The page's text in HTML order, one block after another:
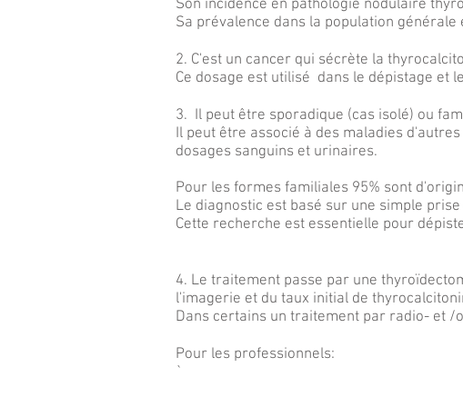
Son incidence en pathologie nodulaire
Sa prévalence dans la population
2. C'est un cancer qui sécrète la
Ce dosage est utilisé dans le dépistage et
3. Il peut être sporadique (cas isolé) ou
Il peut être associé à des maladies
dosages sanguins et urinaires.
Pour les formes familiales 95% sont
Le diagnostic est basé sur une simple
Cette recherche est essentielle pour
4. Le traitement passe par une
l'imagerie et du taux initial de
Dans certains un traitement par radio- et /
Pour les professionnels:
`